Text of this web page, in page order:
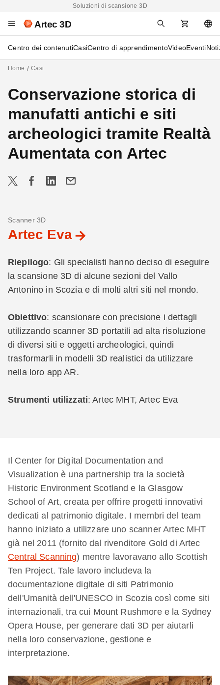
Soluzioni di scansione 3D
Artec 3D
Centro dei contenutiCasiCentro di apprendimentoVideoEventi
Home Casi
Conservazione storica di
manufatti antichi e siti
archeologici tramite Realtà
Aumentata con Artec
Scanner 3D
Artec Eva
Riepilogo: Gli specialisti hanno deciso di eseguire
la scansione 3D di alcune sezioni del Vallo
Antonino in Scozia e di molti altri siti nel mondo.
Obiettivo: scansionare con precisione i dettagli
utilizzando scanner 3D portatili ad alta risoluzione
di diversi siti e oggetti archeologici, quindi
trasformarli in modelli 3D realistici da utilizzare
nella loro app AR.
Strumenti utilizzati: Artec MHT, Artec Eva
Il Center for Digital Documentation and
Visualization è una partnership tra la società
Historic Environment Scotland e la Glasgow
School of Art, creata per offrire progetti innovativi
dedicati al patrimonio digitale. I membri del team
hanno iniziato a utilizzare uno scanner Artec MHT
già nel 2011 (fornito dal rivenditore Gold di Artec
Central Scanning) mentre lavoravano allo Scottish
Ten Project. Tale lavoro includeva la
documentazione digitale di siti Patrimonio
dell'Umanità dell'UNESCO in Scozia così come siti
internazionali, tra cui Mount Rushmore e la Sydney
Opera House, per generare dati 3D per aiutarli
nella loro conservazione, gestione e
interpretazione.